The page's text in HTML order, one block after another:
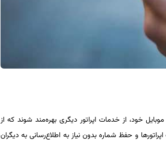
خود، از خدمات اپراتور دیگری بهره‌مند شوند که از
و حفظ شماره بدون نیاز به اطلاع‌رسانی به دیگران